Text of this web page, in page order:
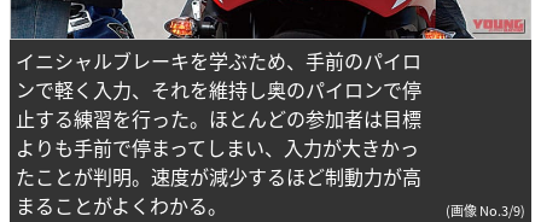
イニシャルブレーキを学ぶため、手前のパイロ
ンで軽く入力、それを維持し奥のパイロンで停
止する練習を行った。ほとんどの参加者は目標
よりも手前で停まってしまい、入力が大きかっ
たことが判明。速度が減少するほど制動力が高
まることがよくわかる。
(画像 No.3/9)